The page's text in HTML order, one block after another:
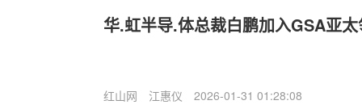
华.虹半导.体总裁白鹏加入GSA亚
红山网 江惠仪 2026-01-31 01:28:08